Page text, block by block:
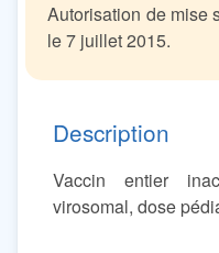
Autorisation de mise
le 7 juillet 2015.
Description
Vaccin entier
virosomal, dose